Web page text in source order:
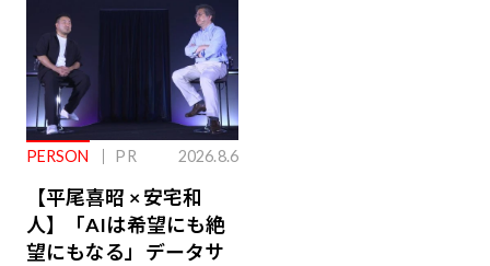
PERSON PR 2026.8.6
【平尾喜昭 × 安宅和
人】「AIは希望にも絶
望にもなる」データサ